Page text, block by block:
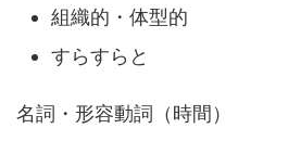
組織的・体型的
すらすらと
名詞・形容動詞（時間）